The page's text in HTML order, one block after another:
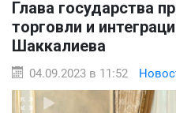
Глава государства
торговли и
Шаккалиева
04.09.2023 в 11:52